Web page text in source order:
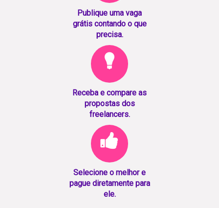
Publique uma vaga
grátis contando o que
precisa.
Receba e compare as
propostas dos
freelancers.
Selecione o melhor e
pague diretamente para
ele.